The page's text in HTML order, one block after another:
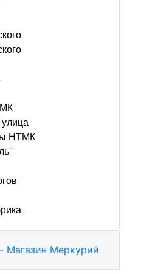
НТМК
Магазин Меркурий